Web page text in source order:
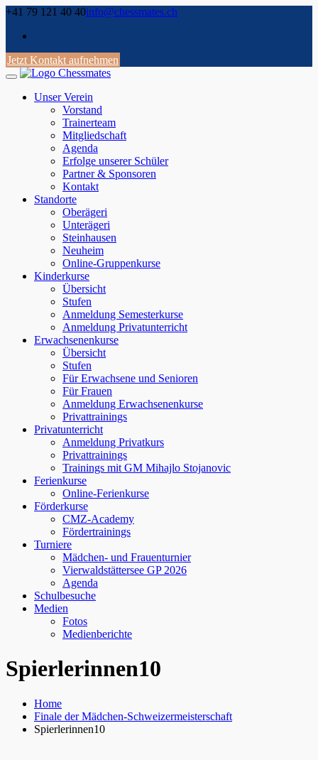
Skip
content
+41 79 121 40 40info@chessmates.ch
Jetzt Kontakt aufnehmen
Unser Verein
Vorstand
Trainerteam
Mitgliedschaft
Agenda
Erfolge unserer Schüler
Partner & Sponsoren
Kontakt
Standorte
Oberägeri
Unterägeri
Steinhausen
Neuheim
Online-Gruppenkurse
Kinderkurse
Übersicht
Stufen
Anmeldung Semesterkurse
Anmeldung Privatunterricht
Erwachsenenkurse
Übersicht
Stufen
Für Erwachsene und Senioren
Für Frauen
Anmeldung Erwachsenenkurse
Privattrainings
Privatunterricht
Anmeldung Privatkurs
Privattrainings
Trainings mit GM Mihajlo Stojanovic
Ferienkurse
Online-Ferienkurse
Förderkurse
CMZ-Academy
Fördertrainings
Turniere
Mädchen- und Frauenturnier
Vierwaldstättersee GP 2026
Agenda
Schulbesuche
Medien
Fotos
Medienberichte
Spierlerinnen10
Home
Finale der Mädchen-Schweizermeisterschaft
Spierlerinnen10